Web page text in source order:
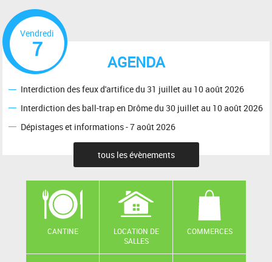
AGENDA
Vendredi
7
Interdiction des feux d'artifice du 31 juillet au 10 août 2026
Interdiction des ball-trap en Drôme du 30 juillet au 10 août 2026
Dépistages et informations - 7 août 2026
tous les évènements
CANTINE
LOCATION DE
SALLES
COMMERCES